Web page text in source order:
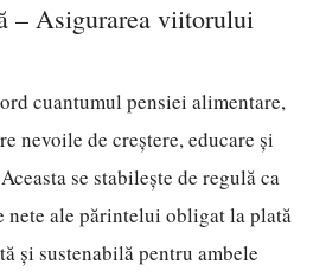
– Asigurarea viitorului
cuantumul pensiei alimentare,
nevoile de creștere, educare și
se stabilește de regulă ca
ale părintelui obligat la plată
și sustenabilă pentru ambele